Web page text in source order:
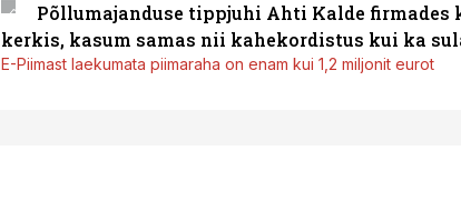
Põllumajanduse tippjuhi Ahti Kalde firmades
kerkis, kasum samas nii kahekordistus kui ka
E-Piimast laekumata piimaraha on enam kui 1,2 miljonit eurot